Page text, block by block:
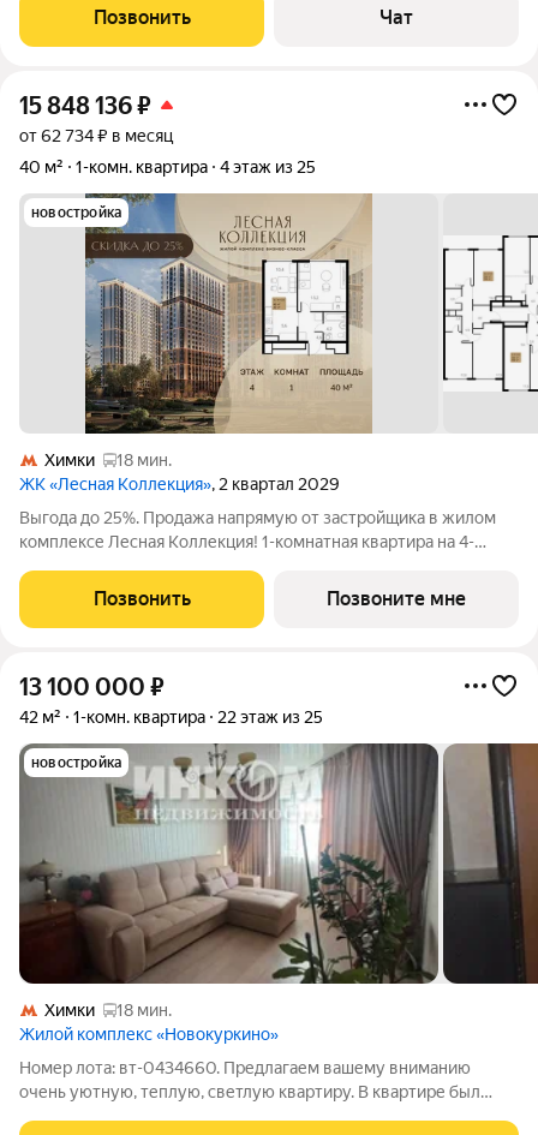
этаж. Окна выходят на набережную реки и парк. Прозрачные
документы.
Позвонить Чат
15 848 136₽
от 62 734 ₽ в месяц
40 м²
1-комн. квартира 4 этаж из 25
новостройка
Химки
18 мин.
ЖК «Лесная Коллекция», 2 квартал 2029
Выгода до 25%. Продажа напрямую от застройщика в жилом
комплексе Лесная Коллекция! 1-комнатная квартира на 4-
жилой комплекс для тех, кто хочет жить в комфортной
городской среде и при этом быть
Позвонить Позвоните мне
13 100 000 ₽
42 м² 1-комн. квартира 22 этаж из 25
новостройка
Химки
18 мин.
Жилой комплекс «Новокуркино»
Номер лота: вт-0434660. Предлагаем вашему вниманию
очень уютную, теплую, светлую квартиру. В квартире был